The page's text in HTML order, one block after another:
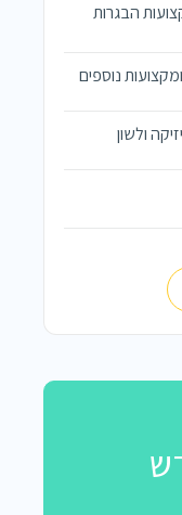
הבגרות
נוספים
ולשון